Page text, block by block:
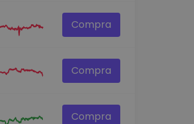
Compra
Compra
Compra